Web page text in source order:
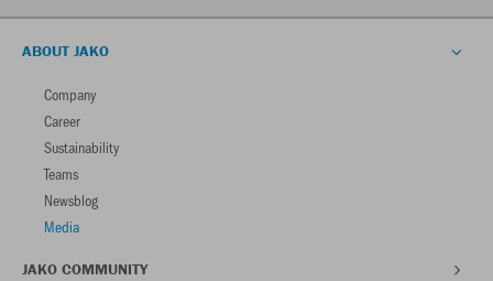
ABOUT JAKO
Company
Career
Sustainability
Teams
Newsblog
Media
JAKO COMMUNITY